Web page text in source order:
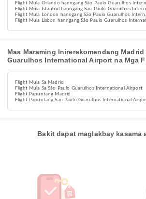
Flight Mula Orlando hanngang São Paulo Guarulhos
Flight Mula İstanbul hanngang São Paulo Guarulhos
Flight Mula London hanngang São Paulo Guarulhos
Flight Mula Lisbon hanngang São Paulo Guarulhos
Mas Maraming Inirerekomendang Madrid
Guarulhos International Airport na Mga
Flight Mula Sa Madrid
Flight Mula Sa São Paulo Guarulhos International Airport
Flight Papuntang Madrid
Flight Papuntang São Paulo Guarulhos International
Bakit dapat maglakbay kasama